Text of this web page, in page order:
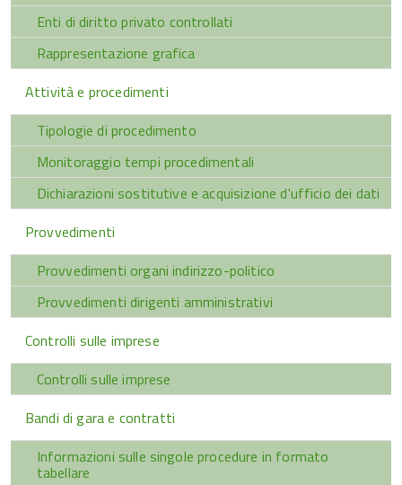
Enti di diritto privato controllati
Rappresentazione grafica
Attività e procedimenti
Tipologie di procedimento
Monitoraggio tempi procedimentali
Dichiarazioni sostitutive e acquisizione d'ufficio dei dati
Provvedimenti
Provvedimenti organi indirizzo-politico
Provvedimenti dirigenti amministrativi
Controlli sulle imprese
Controlli sulle imprese
Bandi di gara e contratti
Informazioni sulle singole procedure in formato
tabellare